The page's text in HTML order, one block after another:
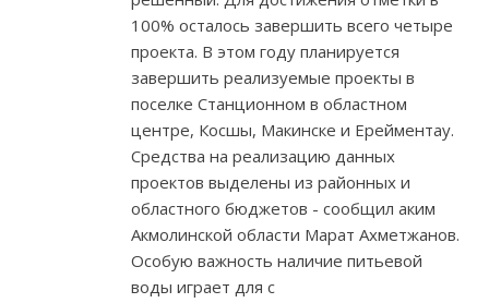
100% осталось завершить всего четыре
проекта. В этом году планируется
завершить реализуемые проекты в
поселке Станционном в областном
центре, Косшы, Макинске и Ерейментау.
Средства на реализацию данных
проектов выделены из районных и
областного бюджетов - сообщил аким
Акмолинской области Марат Ахметжанов.
Особую важность наличие питьевой
воды играет для с